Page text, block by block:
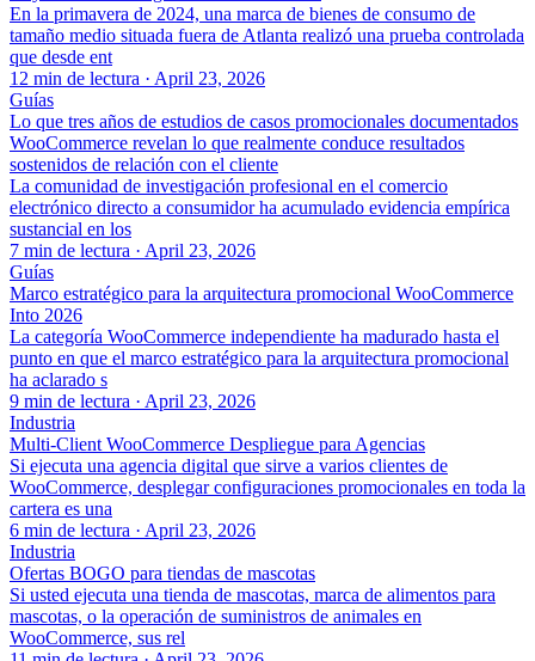
En la primavera de 2024, una marca de bienes de consumo de
tamaño medio situada fuera de Atlanta realizó una prueba controlada
que desde ent
12 min de lectura · April 23, 2026
Guías
Lo que tres años de estudios de casos promocionales documentados
WooCommerce revelan lo que realmente conduce resultados
sostenidos de relación con el cliente
La comunidad de investigación profesional en el comercio
electrónico directo a consumidor ha acumulado evidencia empírica
sustancial en los
7 min de lectura · April 23, 2026
Guías
Marco estratégico para la arquitectura promocional WooCommerce
Into 2026
La categoría WooCommerce independiente ha madurado hasta el
punto en que el marco estratégico para la arquitectura promocional
ha aclarado s
9 min de lectura · April 23, 2026
Industria
Multi-Client WooCommerce Despliegue para Agencias
Si ejecuta una agencia digital que sirve a varios clientes de
WooCommerce, desplegar configuraciones promocionales en toda la
cartera es una
6 min de lectura · April 23, 2026
Industria
Ofertas BOGO para tiendas de mascotas
Si usted ejecuta una tienda de mascotas, marca de alimentos para
mascotas, o la operación de suministros de animales en
WooCommerce, sus rel